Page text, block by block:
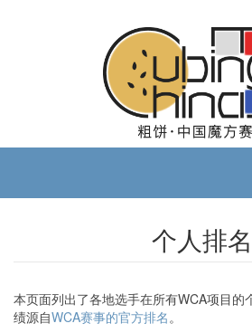
个人排名
本页面列出了各地选手在所有WCA项目的
绩源自WCA赛事的官方排名 。